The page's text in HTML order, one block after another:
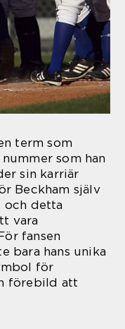
term som
som han
sin karriär
Beckham själv
och detta
vara
fansen
bara hans unika
för
förebild att